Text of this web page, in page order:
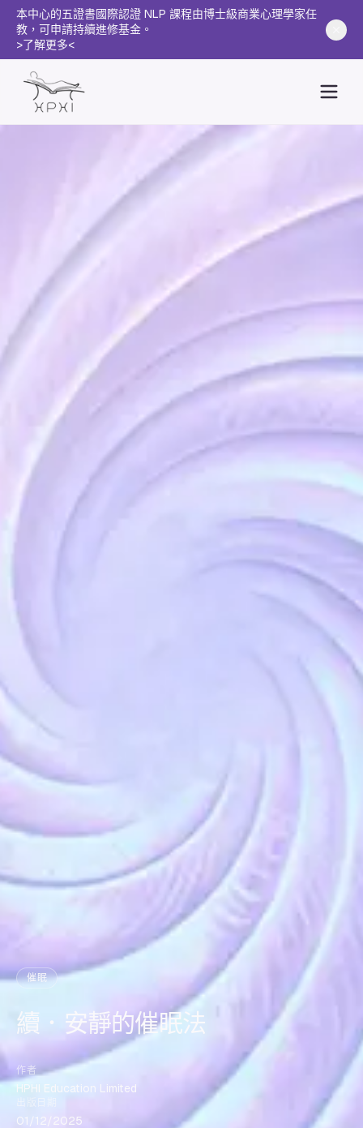
本中心的五證書國際認證 NLP 課程由博士級商業心理學家任
教，可申請持續進修基金。
>了解更多<
催眠
續．安靜的催眠法
作者
HPHI Education Limited
01/12/2025